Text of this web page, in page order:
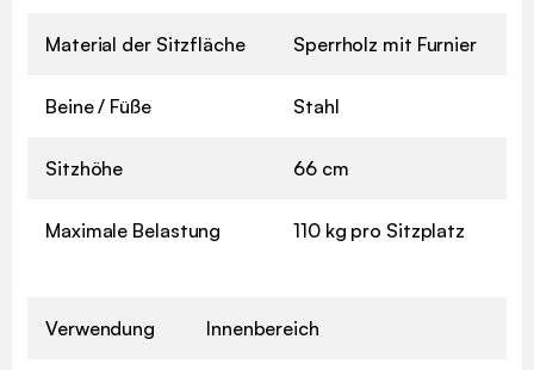
Material der Sitzfläche Sperrholz mit Furnier
Beine / Füße Stahl
Sitzhöhe 66 cm
Maximale Belastung 110 kg pro Sitzplatz
Verwendung Innenbereich